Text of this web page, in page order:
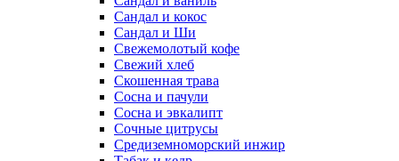
Сандал и кокос
Сандал и Ши
Свежемолотый кофе
Свежий хлеб
Скошенная трава
Сосна и пачули
Сосна и эвкалипт
Сочные цитрусы
Средиземноморский инжир